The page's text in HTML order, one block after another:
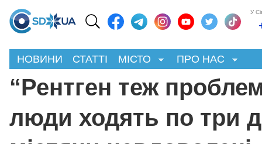
У
НОВИНИ СТАТТІ МІСТО ПРО НАС
“Рентген теж
люди ходять по три